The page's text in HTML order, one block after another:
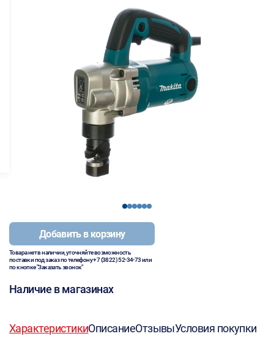
123456
Добавить в корзину
Товара нет в наличии, уточняйте возможность
поставки под заказ по телефону+7 (3822) 52-34-73или
по кнопке "Заказать звонок"
Наличие в магазинах
ХарактеристикиОписаниеОтзывыУсловия покупки